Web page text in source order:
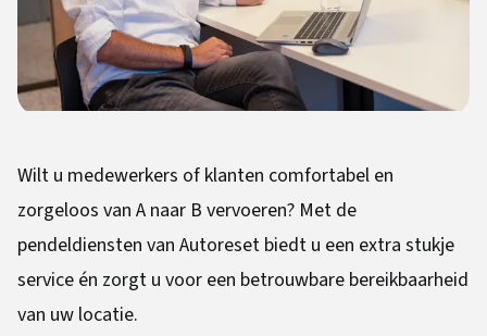
Wilt u medewerkers of klanten comfortabel en
zorgeloos van A naar B vervoeren? Met de
pendeldiensten van Autoreset biedt u een extra stukje
service én zorgt u voor een betrouwbare bereikbaarheid
van uw locatie.